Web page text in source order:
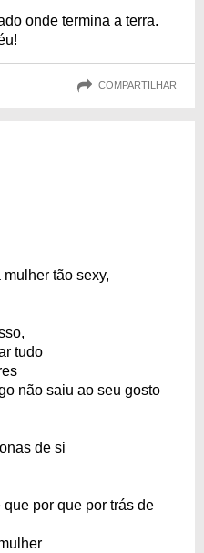
onde termina a terra.
COMPARTILHAR
tão sexy,
tudo
não saiu ao seu gosto
de si
por que por trás de